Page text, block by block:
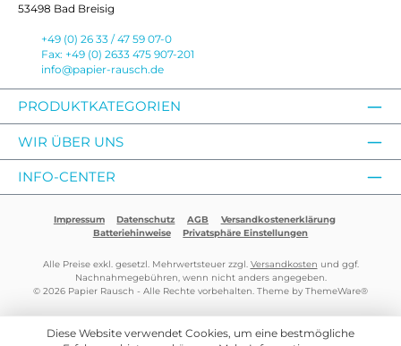
53498 Bad Breisig
+49 (0) 26 33 / 47 59 07-0
Fax: +49 (0) 2633 475 907-201
info@papier-rausch.de
PRODUKTKATEGORIEN
WIR ÜBER UNS
INFO-CENTER
Impressum Datenschutz AGB
Versandkostenerklärung
Batteriehinweise
Privatsphäre Einstellungen
Alle Preise exkl. gesetzl. Mehrwertsteuer zzgl. Versandkosten und ggf.
Nachnahmegebühren, wenn nicht anders angegeben.
© 2026 Papier Rausch - Alle Rechte vorbehalten. Theme by ThemeWare®
Diese Website verwendet Cookies, um eine bestmögliche